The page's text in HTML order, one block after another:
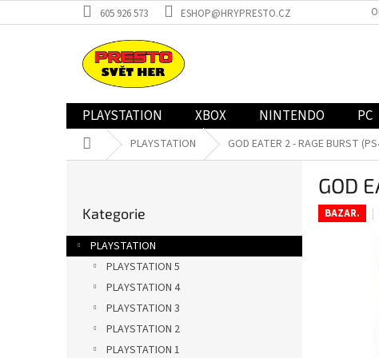
na
605 926 573 ESHOP@HRYPRESTO.CZ
PLAYSTATION XBOX NINTENDO PC
Domů PLAYSTATION GOD EATER 2 - RAGE BURST
r
a
kategorie
Kategorie
PLAYSTATION
PLAYSTATION 5
PLAYSTATION 4
PLAYSTATION 3
PLAYSTATION 2
PLAYSTATION 1
GOD
BAZAR.